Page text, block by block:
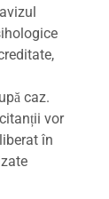
caz.
vor
în